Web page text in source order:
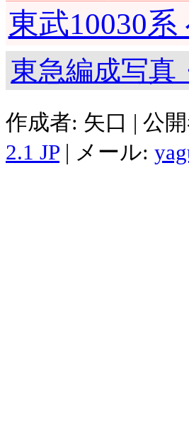
東武10030系
東急編成写真
作成者: 矢口 | 公
2.1 JP | メール: